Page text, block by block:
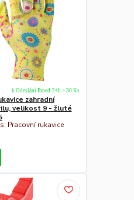
zahradní
velikost 9 - žluté
Pracovní rukavice
k Odeslání Ihned-24h > 30 Ks